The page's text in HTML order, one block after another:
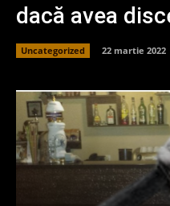
dacă avea
Uncategorized 22 martie 2022